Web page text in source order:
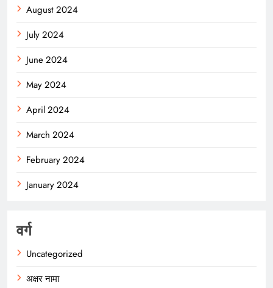
August 2024
July 2024
June 2024
May 2024
April 2024
March 2024
February 2024
January 2024
वर्ग
Uncategorized
अक्षर नामा